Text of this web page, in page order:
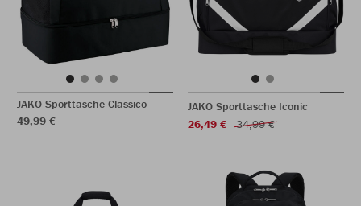
JAKO Sporttasche Classico
49,99 €
JAKO Sporttasche Iconic
26,49 €
34,99 €